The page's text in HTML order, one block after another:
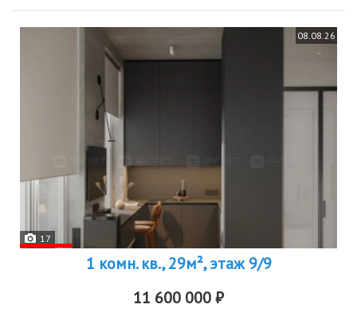
08.08.26
17
1 комн. кв., 29м², этаж 9/9
11 600 000 ₽